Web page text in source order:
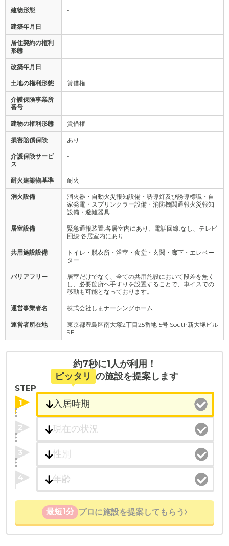
建物形態 -
建築年月日 -
居住契約の権利
形態
－
改築年月日 -
土地の権利形態 賃借権
介護保険事業所
番号
-
建物の権利形態 賃借権
損害賠償保険 あり
介護保険サービ
ス
-
耐火建築物基準 耐火
消火設備
消火器・自動火災報知設備・誘導灯及び誘導標識・自
家発電・スプリンクラー設備・消防機関通報火災報知
設備・避難器具
居室設備
緊急通報装置:各居室内にあり、電話回線:なし、テレビ
回線:各居室内にあり
共用施設設備
トイレ・脱衣所・浴室・食堂・玄関・廊下・エレベー
ター
バリアフリー
居室だけでなく、全ての共用施設において段差を無く
し、必要箇所へ手すりを設置することで、車イスでの
移動も可能となっております。
運営事業者名 株式会社しまナーシングホーム
運営者所在地
東京都豊島区南大塚2丁目25番地15号 South新大塚ビル
9F
約7秒に1人が利用！
ピッタリ の施設を提案します
STEP
1
2
3
4
最短1分 プロに施設を提案してもらう